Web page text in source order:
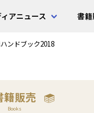
アニュース 書
ンドブック2018
籍販売
Books